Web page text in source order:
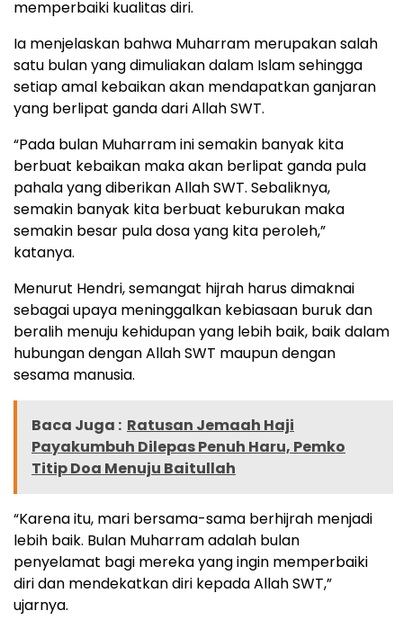
memperbaiki kualitas diri.
Ia menjelaskan bahwa Muharram merupakan salah
satu bulan yang dimuliakan dalam Islam sehingga
setiap amal kebaikan akan mendapatkan ganjaran
yang berlipat ganda dari Allah SWT.
“Pada bulan Muharram ini semakin banyak kita
berbuat kebaikan maka akan berlipat ganda pula
pahala yang diberikan Allah SWT. Sebaliknya,
semakin banyak kita berbuat keburukan maka
semakin besar pula dosa yang kita peroleh,”
katanya.
Menurut Hendri, semangat hijrah harus dimaknai
sebagai upaya meninggalkan kebiasaan buruk dan
beralih menuju kehidupan yang lebih baik, baik dalam
hubungan dengan Allah SWT maupun dengan
sesama manusia.
Baca Juga : Ratusan Jemaah Haji
Payakumbuh Dilepas Penuh Haru, Pemko
Titip Doa Menuju Baitullah
“Karena itu, mari bersama-sama berhijrah menjadi
lebih baik. Bulan Muharram adalah bulan
penyelamat bagi mereka yang ingin memperbaiki
diri dan mendekatkan diri kepada Allah SWT,”
ujarnya.